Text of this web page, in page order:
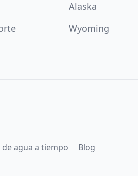
Alaska
Wyoming
agua a tiempo Blog